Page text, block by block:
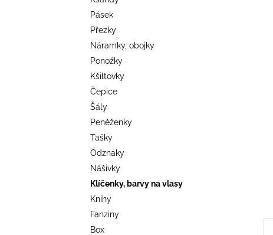
Pásek
Přezky
Náramky, obojky
Ponožky
Kšiltovky
Čepice
Šály
Peněženky
Tašky
Odznaky
Nášivky
Klíčenky, barvy na vlasy
Knihy
Fanziny
Box
TRIKO COCKNEY REJECT - OXBLOOD
499 Kč